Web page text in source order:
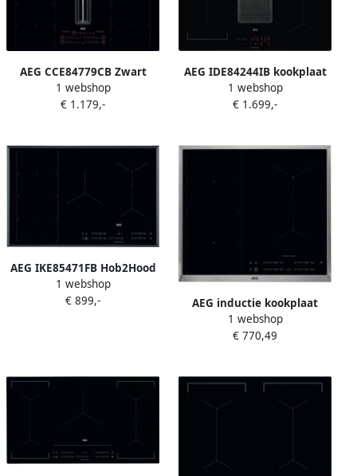
AEG CCE84779CB Zwart
Ingebouwd 83 cm
Inductiekookplaat zones 4
1 webshop
€ 1.179,-
AEG IDE84244IB kookplaat
Zwart Ingebouwd
Inductiekookplaat zones 4
1 webshop
€ 1.699,-
AEG IKE85471FB Hob2Hood
Inductie kookplaat
1 webshop
€ 899,-
AEG inductie kookplaat
(inbouw) IKE64471XB
1 webshop
€ 770,49